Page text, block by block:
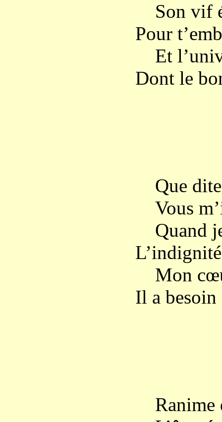
Son vif
Pour
Et
Dont le
Que
Vous
Quand
Mon
Il a besoin
Ranime